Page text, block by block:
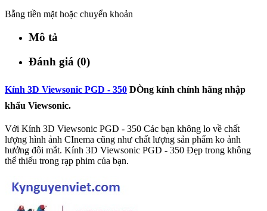
Bằng tiền mặt hoặc chuyển khoản
Mô tả
Đánh giá (0)
Kính 3D Viewsonic PGD - 350 DÒng kính chính hãng nhập
khẩu Viewsonic.
Với Kính 3D Viewsonic PGD - 350 Các bạn không lo về chất
lượng hình ảnh CInema cũng như chất lượng sản phẩm ko ảnh
hưởng đôi mắt. Kính 3D Viewsonic PGD - 350 Đẹp trong không
thể thiếu trong rạp phim của bạn.